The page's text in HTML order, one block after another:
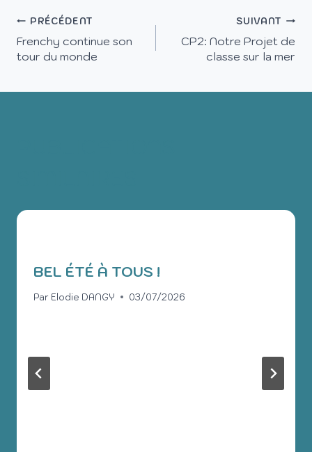
PRÉCÉDENT
Frenchy continue son
tour du monde
SUIVANT
CP2: Notre Projet de
classe sur la mer
BEL ÉTÉ À TOUS !
Par Elodie DANGY 03/07/2026